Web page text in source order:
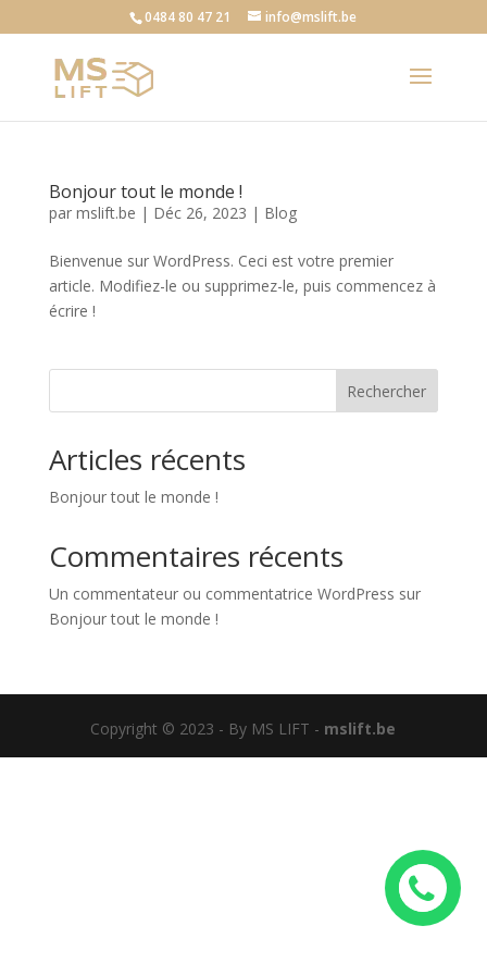
0484 80 47 21 info@mslift.be
Bonjour tout le monde !
par mslift.be | Déc 26, 2023 | Blog
Bienvenue sur WordPress. Ceci est votre premier
article. Modifiez-le ou supprimez-le, puis commencez à
écrire !
Rechercher
Articles récents
Bonjour tout le monde !
Commentaires récents
Un commentateur ou commentatrice WordPress sur
Bonjour tout le monde !
Copyright © 2023 - By MS LIFT - mslift.be